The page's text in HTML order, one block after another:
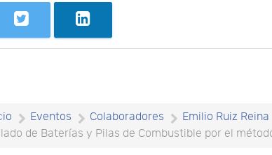
Eventos Colaboradores
Emilio Ruiz Reina
de Baterías y Pilas de Combustible por el